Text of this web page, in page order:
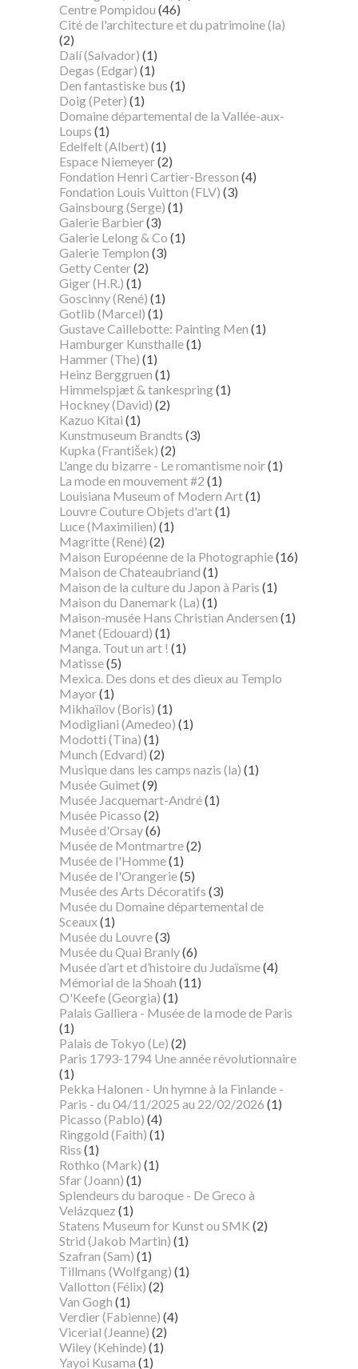
Centre Pompidou (46)
Cité de l'architecture et du patrimoine (la)
(2)
Dalí (Salvador) (1)
Degas (Edgar) (1)
Den fantastiske bus (1)
Doig (Peter) (1)
Domaine départemental de la Vallée-aux-
Loups (1)
Edelfelt (Albert) (1)
Espace Niemeyer(2)
Fondation Henri Cartier-Bresson (4)
Fondation Louis Vuitton (FLV) (3)
Gainsbourg (Serge) (1)
Galerie Barbier(3)
Galerie Lelong & Co (1)
Galerie Templon (3)
Getty Center(2)
Giger (H.R.) (1)
Goscinny (René) (1)
Gotlib (Marcel) (1)
Gustave Caillebotte: Painting Men (1)
Hamburger Kunsthalle(1)
Hammer (The) (1)
Heinz Berggruen (1)
Himmelspjæt & tankespring(1)
Hockney (David) (2)
Kazuo Kitai (1)
Kunstmuseum Brandts (3)
Kupka (František) (2)
L'ange du bizarre - Le romantisme noir(1)
La mode en mouvement #2 (1)
Louisiana Museum of Modern Art(1)
Louvre Couture Objets d'art(1)
Luce (Maximilien) (1)
Magritte (René) (2)
Maison Européenne de la Photographie(16)
Maison de Chateaubriand (1)
Maison de la culture du Japon à Paris (1)
Maison du Danemark (La) (1)
Maison-musée Hans Christian Andersen (1)
Manet (Edouard) (1)
Manga. Tout un art ! (1)
Matisse(5)
Mexica. Des dons et des dieux au Templo
Mayor(1)
Mikhaïlov (Boris) (1)
Modigliani (Amedeo) (1)
Modotti (Tina) (1)
Munch (Edvard) (2)
Musique dans les camps nazis (la) (1)
Musée Guimet(9)
Musée Jacquemart-André(1)
Musée Picasso (2)
Musée d'Orsay(6)
Musée de Montmartre(2)
Musée de l'Homme(1)
Musée de l'Orangerie(5)
Musée des Arts Décoratifs (3)
Musée du Domaine départemental de
Sceaux(1)
Musée du Louvre(3)
Musée du Quai Branly(6)
Musée d’art et d’histoire du Judaïsme(4)
Mémorial de la Shoah (11)
O'Keefe (Georgia) (1)
Palais Galliera - Musée de la mode de Paris
(1)
Palais de Tokyo (Le) (2)
Paris 1793-1794 Une année révolutionnaire
(1)
Pekka Halonen - Un hymne à la Finlande -
Paris - du 04/11/2025 au 22/02/2026 (1)
Picasso (Pablo) (4)
Ringgold (Faith) (1)
Riss (1)
Rothko (Mark) (1)
Sfar (Joann) (1)
Splendeurs du baroque - De Greco à
Velázquez (1)
Statens Museum for Kunst ou SMK (2)
Strid (Jakob Martin) (1)
Szafran (Sam) (1)
Tillmans (Wolfgang) (1)
Vallotton (Félix) (2)
Van Gogh (1)
Verdier (Fabienne) (4)
Vicerial (Jeanne) (2)
Wiley (Kehinde) (1)
Yayoi Kusama (1)